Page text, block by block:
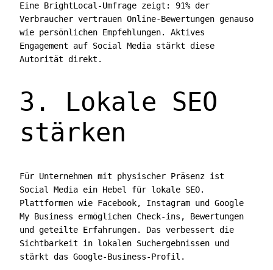
Eine BrightLocal-Umfrage zeigt: 91% der
Verbraucher vertrauen Online-Bewertungen genauso
wie persönlichen Empfehlungen. Aktives
Engagement auf Social Media stärkt diese
Autorität direkt.
3. Lokale SEO
stärken
Für Unternehmen mit physischer Präsenz ist
Social Media ein Hebel für lokale SEO.
Plattformen wie Facebook, Instagram und Google
My Business ermöglichen Check-ins, Bewertungen
und geteilte Erfahrungen. Das verbessert die
Sichtbarkeit in lokalen Suchergebnissen und
stärkt das Google-Business-Profil.